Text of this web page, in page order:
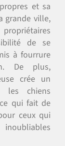
et sa
grande ville,
de se
à fourrure
De plus,
crée un
les chiens
qui fait de
ceux qui